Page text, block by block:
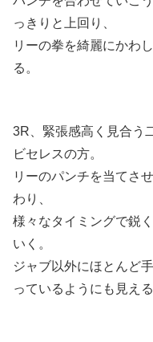
っきりと上回り、
リーの拳を綺麗にかわ
る。
3R、緊張感高く見合う
ビセレスの方。
リーのパンチを当てさ
わり、
様々なタイミングで鋭
いく。
ジャブ以外にほとんど
っているようにも見える